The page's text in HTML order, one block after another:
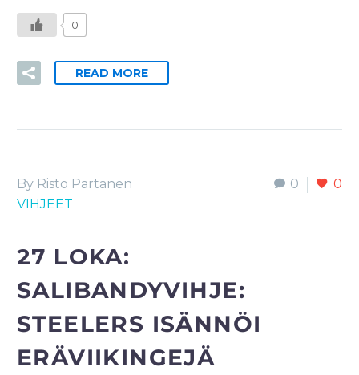
0
READ MORE
0 0
By Risto Partanen
VIHJEET
27 LOKA:
SALIBANDYVIHJE:
STEELERS ISÄNNÖI
ERÄVIIKINGEJÄ